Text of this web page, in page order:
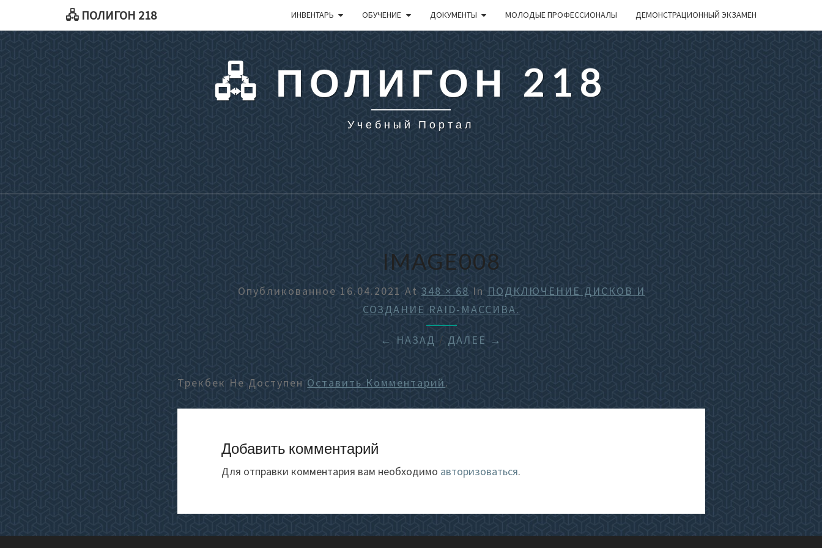
🖧 ПОЛИГОН 218 ИНВЕНТАРЬ ОБУЧЕНИЕ ДОКУМЕНТЫ МОЛОДЫЕ ПРОФЕССИОНАЛЫ ДЕМОНСТРАЦИОННЫЙ ЭКЗАМЕН
🖧 ПОЛИГОН 218
Учебный Портал
IMAGE008
Опубликованное 16.04.2021 At 348 × 68 In ПОДКЛЮЧЕНИЕ ДИСКОВ И
СОЗДАНИЕ RAID-МАССИВА.
← НАЗАД / ДАЛЕЕ →
Трекбек Не Доступен Оставить Комментарий.
Добавить комментарий
Для отправки комментария вам необходимо авторизоваться.